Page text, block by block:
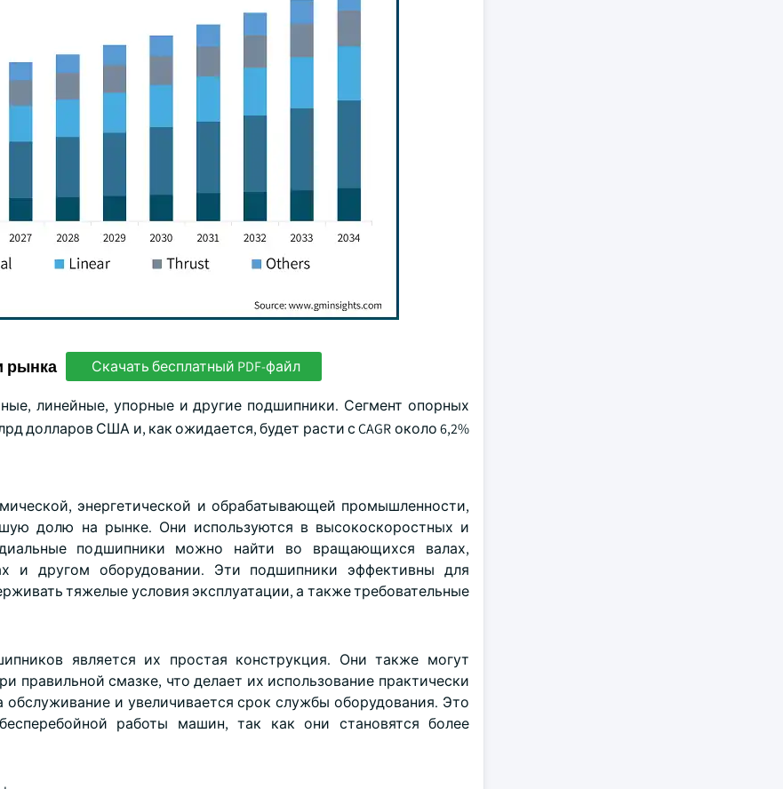
рынка Скачать бесплатный PDF-файл
линейные, упорные и другие подшипники. Сегмент опорных
долларов США и, как ожидается, будет расти с CAGR около 6,2%
энергетической и обрабатывающей промышленности,
долю на рынке. Они используются в высокоскоростных и
подшипники можно найти во вращающихся валах,
и другом оборудовании. Эти подшипники эффективны для
тяжелые условия эксплуатации, а также требовательные
является их простая конструкция. Они также могут
правильной смазке, что делает их использование практически
и увеличивается срок службы оборудования. Это
работы машин, так как они становятся более